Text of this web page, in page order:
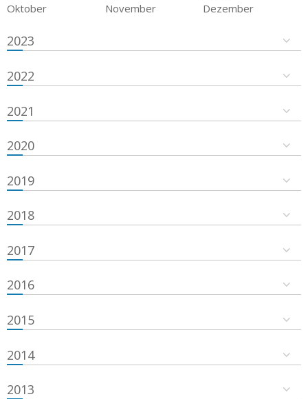
Oktober
November Dezember
2023
2022
2021
2020
2019
2018
2017
2016
2015
2014
2013